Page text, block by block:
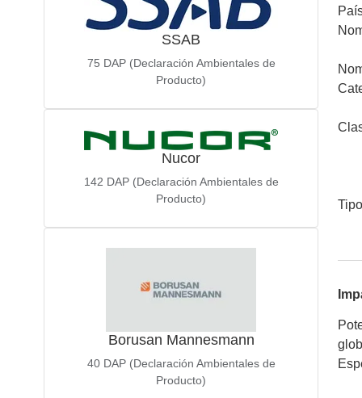
SSAB
75 DAP (Declaración Ambientales de
Producto)
Nucor
142 DAP (Declaración Ambientales de
Producto)
Borusan Mannesmann
40 DAP (Declaración Ambientales de
Producto)
Tipo